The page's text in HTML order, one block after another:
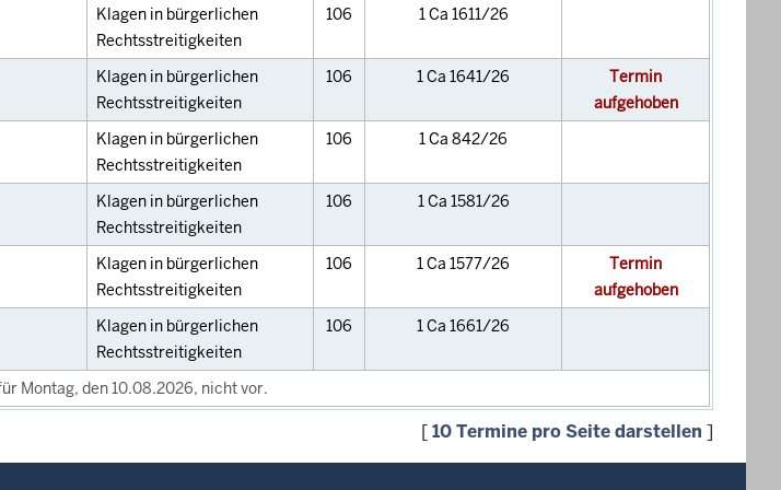
Klagen in bürgerlichen
Rechtsstreitigkeiten
106 1 Ca 1611/26
Klagen in bürgerlichen
Rechtsstreitigkeiten
106 1 Ca 1641/26
Termin
aufgehoben
Klagen in bürgerlichen
Rechtsstreitigkeiten
106 1 Ca 842/26
Klagen in bürgerlichen
Rechtsstreitigkeiten
106 1 Ca 1581/26
Klagen in bürgerlichen
Rechtsstreitigkeiten
106 1 Ca 1577/26
Termin
aufgehoben
Klagen in bürgerlichen
Rechtsstreitigkeiten
106 1 Ca 1661/26
Montag, den 10.08.2026, nicht vor.
[10 Termine pro Seite darstellen ]